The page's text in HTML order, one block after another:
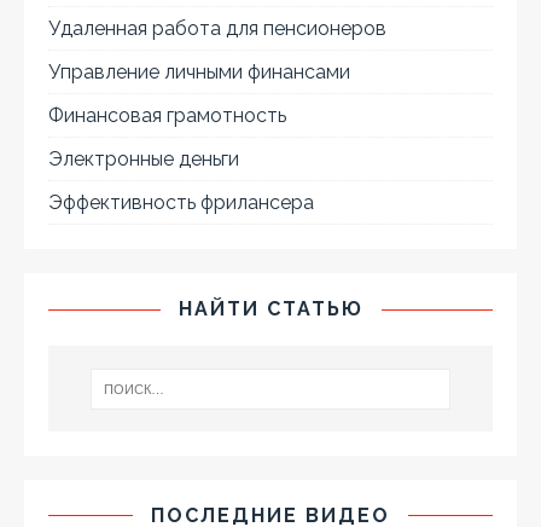
Удаленная работа для пенсионеров
Управление личными финансами
Финансовая грамотность
Электронные деньги
Эффективность фрилансера
НАЙТИ СТАТЬЮ
ПОСЛЕДНИЕ ВИДЕО